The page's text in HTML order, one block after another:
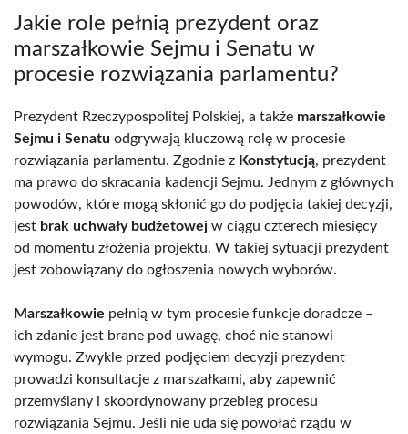
Jakie role pełnią prezydent oraz
marszałkowie Sejmu i Senatu w
procesie rozwiązania parlamentu?
Prezydent Rzeczypospolitej Polskiej, a także marszałkowie
Sejmu i Senatu odgrywają kluczową rolę w procesie
rozwiązania parlamentu. Zgodnie z Konstytucją, prezydent
ma prawo do skracania kadencji Sejmu. Jednym z głównych
powodów, które mogą skłonić go do podjęcia takiej decyzji,
jest brak uchwały budżetowej w ciągu czterech miesięcy
od momentu złożenia projektu. W takiej sytuacji prezydent
jest zobowiązany do ogłoszenia nowych wyborów.
Marszałkowie pełnią w tym procesie funkcje doradcze –
ich zdanie jest brane pod uwagę, choć nie stanowi
wymogu. Zwykle przed podjęciem decyzji prezydent
prowadzi konsultacje z marszałkami, aby zapewnić
przemyślany i skoordynowany przebieg procesu
rozwiązania Sejmu. Jeśli nie uda się powołać rządu w